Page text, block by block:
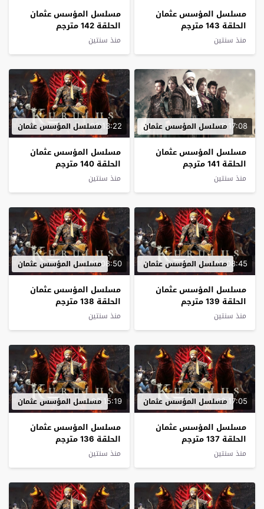
مسلسل المؤسس عثمان
الحلقة 143 مترجم
منذ سنتين
مسلسل المؤسس عثمان
الحلقة 142 مترجم
منذ سنتين
2:17:08مسلسل المؤسس عثمان
مسلسل المؤسس عثمان
الحلقة 141 مترجم
منذ سنتين
02:13:22مسلسل المؤسس عثمان
مسلسل المؤسس عثمان
الحلقة 140 مترجم
منذ سنتين
02:08:45مسلسل المؤسس عثمان
مسلسل المؤسس عثمان
الحلقة 139 مترجم
منذ سنتين
02:08:50مسلسل المؤسس عثمان
مسلسل المؤسس عثمان
الحلقة 138 مترجم
منذ سنتين
02:17:05مسلسل المؤسس عثمان
مسلسل المؤسس عثمان
الحلقة 137 مترجم
منذ سنتين
02:15:19مسلسل المؤسس عثمان
مسلسل المؤسس عثمان
الحلقة 136 مترجم
منذ سنتين